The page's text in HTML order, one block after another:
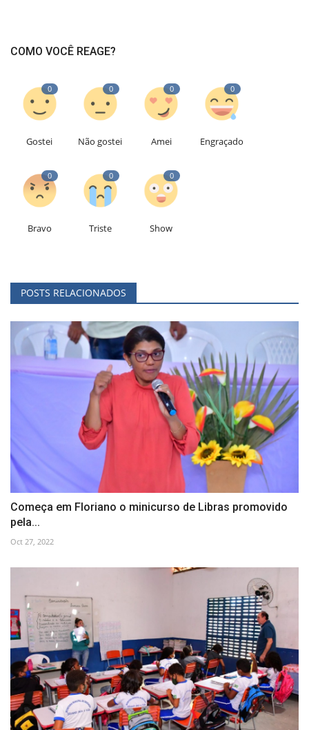
COMO VOCÊ REAGE?
0
Gostei
0
Não gostei
0
Amei
0
Engraçado
0
Bravo
0
Triste
0
Show
POSTS RELACIONADOS
Começa em Floriano o minicurso de Libras promovido
pela...
Oct 27, 2022